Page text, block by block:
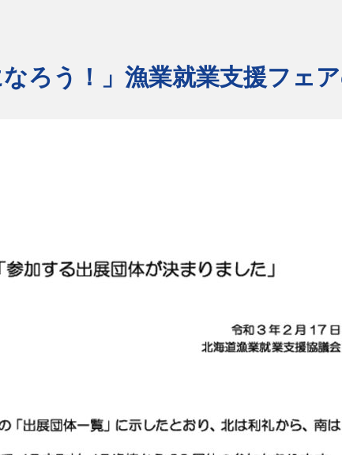
なろう！」漁業就業支援フェ